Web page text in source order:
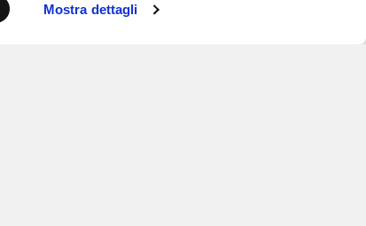
Mostra dettagli